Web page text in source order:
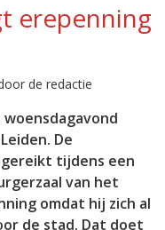
erepenning
de redactie
woensdagavond
De
tijdens een
van het
omdat hij zich al
de stad. Dat doet